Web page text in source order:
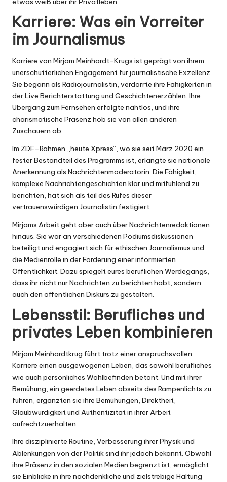
Karriere: Was ein Vorreiter
im Journalismus
Karriere von Mirjam Meinhardt-Krugs ist geprägt von ihrem
unerschütterlichen Engagement für journalistische Exzellenz.
Sie begann als Radiojournalistin, verdorrte ihre Fähigkeiten in
der Live Berichterstattung und Geschichtenerzählen. Ihre
Übergang zum Fernsehen erfolgte nahtlos, und ihre
charismatische Präsenz hob sie von allen anderen
Zuschauern ab.
Im ZDF–Rahmen „heute Xpress“, wo sie seit März 2020 ein
fester Bestandteil des Programms ist, erlangte sie nationale
Anerkennung als Nachrichtenmoderatorin. Die Fähigkeit,
komplexe Nachrichtengeschichten klar und mitfühlend zu
berichten, hat sich als teil des Rufes dieser
vertrauenswürdigen Journalistin festigiert.
Mirjams Arbeit geht aber auch über Nachrichtenredaktionen
hinaus. Sie war an verschiedenen Podiumsdiskussionen
beteiligt und engagiert sich für ethischen Journalismus und
die Medienrolle in der Förderung einer informierten
Öffentlichkeit. Dazu spiegelt eures beruflichen Werdegangs,
dass ihr nicht nur Nachrichten zu berichten habt, sondern
auch den öffentlichen Diskurs zu gestalten.
Lebensstil: Berufliches und
privates Leben kombinieren
Mirjam Meinhardtkrug führt trotz einer anspruchsvollen
Karriere einen ausgewogenen Leben, das sowohl berufliches
wie auch personliches Wohlbefinden betont. Und mit ihrer
Bemühung, ein geerdetes Leben abseits des Rampenlichts zu
führen, ergänzten sie ihre Bemühungen, Direktheit,
Glaubwürdigkeit und Authentizität in ihrer Arbeit
aufrechtzuerhalten.
Ihre disziplinierte Routine, Verbesserung ihrer Physik und
Ablenkungen von der Politik sind ihr jedoch bekannt. Obwohl
ihre Präsenz in den sozialen Medien begrenzt ist, ermöglicht
sie Einblicke in ihre nachdenkliche und zielstrebige Haltung